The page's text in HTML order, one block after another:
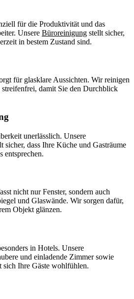
für die Produktivität und das
Unsere Büroreinigung stellt sicher,
in bestem Zustand sind.
für glasklare Aussichten. Wir reinigen
damit Sie den Durchblick
unerlässlich. Unsere
sicher, dass Ihre Küche und Gasträume
entsprechen.
nicht nur Fenster, sondern auch
und Glaswände. Wir sorgen dafür,
Objekt glänzen.
in Hotels. Unsere
und einladende Zimmer sowie
Ihre Gäste wohlfühlen.